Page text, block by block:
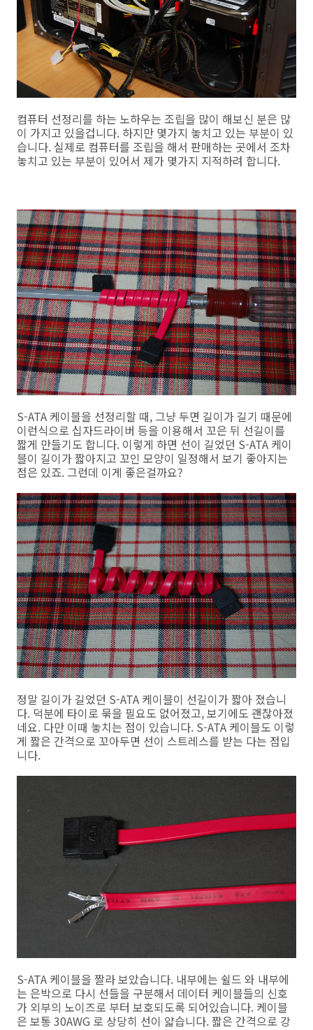
컴퓨터 선정리를 하는 노하우는 조립을 많이 해보신 분은 많
이 가지고 있을겁니다. 하지만 몇가지 놓치고 있는 부분이 있
습니다. 실제로 컴퓨터를 조립을 해서 판매하는 곳에서 조차
놓치고 있는 부분이 있어서 제가 몇가지 지적하려 합니다.
S-ATA 케이블을 선정리할 때, 그냥 두면 길이가 길기 때문에
이런식으로 십자드라이버 등을 이용해서 꼬은 뒤 선길이를
짧게 만들기도 합니다. 이렇게 하면 선이 길었던 S-ATA 케이
블이 길이가 짧아지고 꼬인 모양이 일정해서 보기 좋아지는
점은 있죠. 그런데 이게 좋은걸까요?
정말 길이가 길었던 S-ATA 케이블이 선길이가 짧아 졌습니
다. 덕분에 타이로 묶을 필요도 없어졌고, 보기에도 괜찮아졌
네요. 다만 이때 놓치는 점이 있습니다. S-ATA 케이블도 이렇
게 짧은 간격으로 꼬아두면 선이 스트레스를 받는 다는 점입
니다.
S-ATA 케이블을 짤라 보았습니다. 내부에는 쉴드 와 내부에
는 은박으로 다시 선들을 구분해서 데이터 케이블들의 신호
가 외부의 노이즈로 부터 보호되도록 되어있습니다. 케이블
은 보통 30AWG 로 상당히 선이 얇습니다. 짧은 간격으로 강